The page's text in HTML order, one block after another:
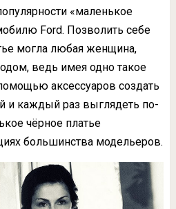
«маленькое
Ford. Позволить себе
могла любая женщина,
ведь имея одно такое
аксессуаров создать
и каждый раз выглядеть по-
чёрное платье
большинства модельеров.